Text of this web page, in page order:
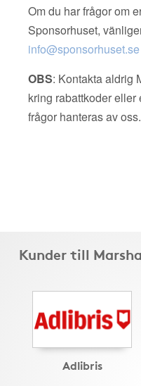
Om du har frågor om
Sponsorhuset,
info@sponsorhuset.se
OBS: Kontakta aldrig
kring rabattkoder
frågor hanteras av
Kunder till
Adlibris